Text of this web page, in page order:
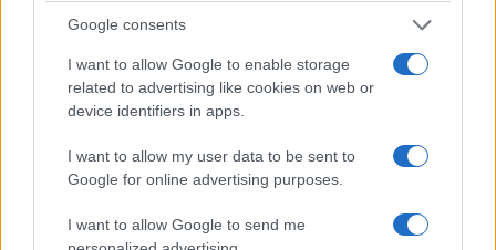
Google consents
I want to allow Google to enable storage
related to advertising like cookies on web or
device identifiers in apps.
I want to allow my user data to be sent to
Google for online advertising purposes.
I want to allow Google to send me
Πόσες ημέρες δικαιούνται
οι γονείς άδεια σχολικής
5 Σεπτεμβρίου 2023, 7:30 μμ
σε "Ελλάδα"
Ακολουθήστε μας στοGoogle News
και μάθετε πρώτοι όλες τις ειδήσεις!